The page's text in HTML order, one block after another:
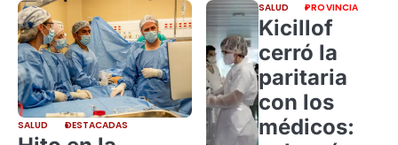
SALUD DESTACADAS
SALUD PROVINCIA
Kicillof
cerró la
paritaria
con los
médicos: